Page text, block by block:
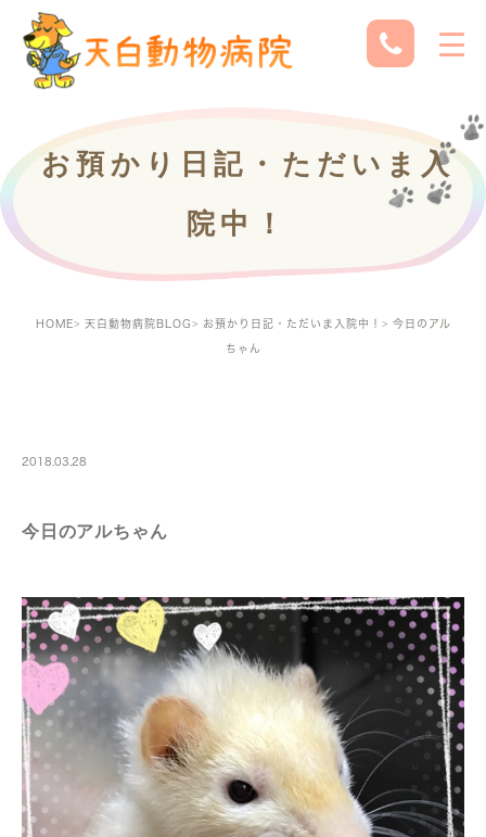
お預かり日記・ただいま入
院中！
HOME 天白動物病院BLOG お預かり日記・ただいま入院中！ 今日のアル
ちゃん
2018.03.28
今日のアルちゃん